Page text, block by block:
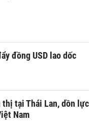
đồng USD lao dốc
thị tại Thái Lan, dồn lực
Nam